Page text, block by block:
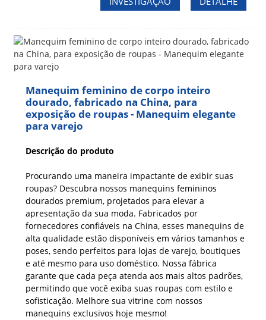
Manequim feminino de corpo inteiro
dourado, fabricado na China, para
exposição de roupas - Manequim elegante
para varejo
Descrição do produto
Procurando uma maneira impactante de exibir suas
roupas? Descubra nossos manequins femininos
dourados premium, projetados para elevar a
apresentação da sua moda. Fabricados por
fornecedores confiáveis ​​na China, esses manequins de
alta qualidade estão disponíveis em vários tamanhos e
poses, sendo perfeitos para lojas de varejo, boutiques
e até mesmo para uso doméstico. Nossa fábrica
garante que cada peça atenda aos mais altos padrões,
permitindo que você exiba suas roupas com estilo e
sofisticação. Melhore sua vitrine com nossos
manequins exclusivos hoje mesmo!